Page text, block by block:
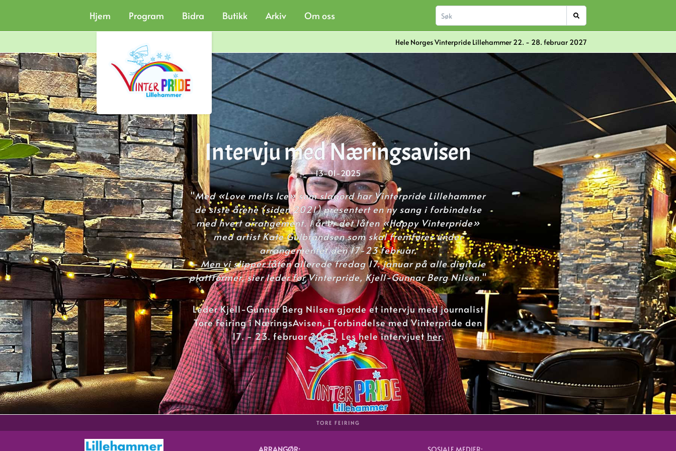
Hjem Program Bidra Butikk Arkiv Om oss
Hele Norges Vinterpride Lillehammer 22. - 28. februar 2027
Intervju med Næringsavisen
13-01-2025
"Med «Love melts Ice» som slagord har Vinterpride Lillehammer
de siste årene (siden 2021) presentert en ny sang i forbindelse
med hvert arrangement. I år er det låten «Happy Vinterpride»
med artist Kate Gulbrandsen som skal fremføres under
arrangementet den 17-23 februar.
– Men vi slipper låten allerede fredag 17. januar på alle digitale
plattformer, sier leder for Vinterpride, Kjell-Gunnar Berg Nilsen."
Leder Kjell-Gunnar Berg Nilsen gjorde et intervju med journalist
Tore Feiringi NæringsAvisen, i forbindelse med Vinterpride den
17. - 23. februar 2025. Les hele intervjuether.
TORE FEIRING